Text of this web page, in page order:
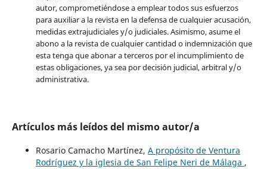
autor, comprometiéndose a emplear todos sus esfuerzos
para auxiliar a la revista en la defensa de cualquier acusación,
medidas extrajudiciales y/o judiciales. Asimismo, asume el
abono a la revista de cualquier cantidad o indemnización que
esta tenga que abonar a terceros por el incumplimiento de
estas obligaciones, ya sea por decisión judicial, arbitral y/o
administrativa.
Artículos más leídos del mismo autor/a
Rosario Camacho Martínez, A propósito de Ventura
Rodríguez y la iglesia de San Felipe Neri de Málaga ,